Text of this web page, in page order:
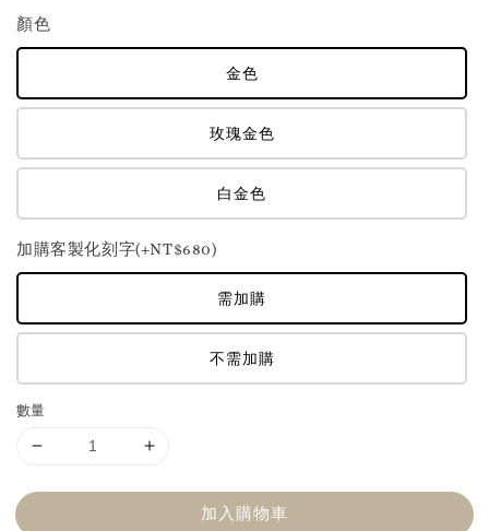
顏色
金色
玫瑰金色
白金色
加購客製化刻字(+NT$680)
需加購
不需加購
數量
加入購物車